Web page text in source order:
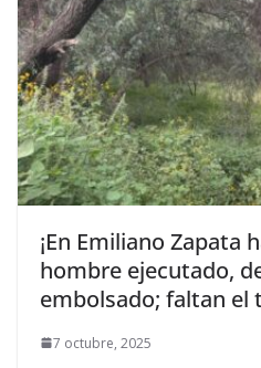
¡En Emiliano Zapata
hombre ejecutado,
embolsado; faltan el
7 octubre, 2025